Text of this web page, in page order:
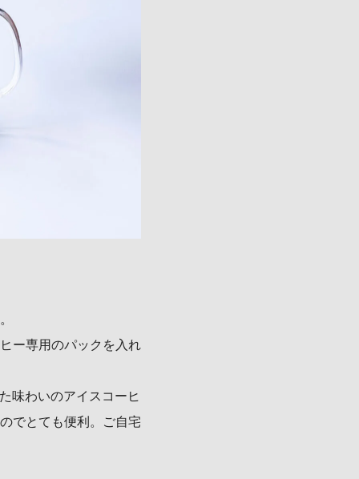
ー専用のパックを入れ
味わいのアイスコーヒ
でとても便利。ご自宅